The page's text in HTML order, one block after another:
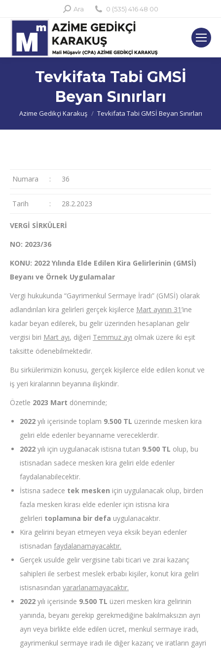
Search:
Ara 0 (535) 416 48 00
Tevkifata Tabi GMSİ
Beyan Sınırları
You are here:
Azime Gedikçi Karakuş Tevkifata Tabi GMSİ Beyan Sınırları
Numara : 36
Tarih : 28.2.2023
VERGİ SİRKÜLERİ
NO: 2023/36
KONU: 2022 Yılında Elde Edilen Kira Gelirlerinin (GMSİ)
Beyanı ve Örnek Uygulamalar
Vergi hukukunda “Gayrimenkul Sermaye İradı” (GMSİ) olarak
adlandırılan kira gelirleri gerçek kişilerce Mart ayının 31’ine
kadar beyan edilerek, bu gelir üzerinden hesaplanan gelir
vergisi biri Mart ayı, diğeri Temmuz ayı olmak üzere iki eşit
taksitte ödenebilmektedir.
Bu sirkülerimizin konusu, gerçek kişilerce elde edilen konut ve
iş yeri kiralarının beyanına ilişkindir.
Özetle 2023 Mart döneminde;
2022 yılı içerisinde toplam 9.500 TL üzerinde mesken kira
geliri elde edenler beyanname vereceklerdir.
2022 yılı için uygulanacak istisna tutarı 9.500 TL olup, bu
istisnadan sadece mesken kira geliri elde edenler
faydalanabilecektir.
İstisna sadece tek mesken için uygulanacak olup, birden
fazla mesken kirası elde edenler için istisna kira
gelirleri toplamına bir defa uygulanacaktır.
Kira gelirini beyan etmeyen veya eksik beyan edenler
istisnadan faydalanamayacaktır.
Gerçek usulde gelir vergisine tabi ticari ve zırai kazanç
sahipleri ile serbest meslek erbabı kişiler, konut kira geliri
istisnasından yararlanamayacaktır.
2022 yılı içerisinde 9.500 TL üzeri mesken kira gelirinin
yanında, beyanı gerekip gerekmediğine bakılmaksızın ayrı
ayrı veya birlikte elde edilen ücret, menkul sermaye iradı,
gayrimenkul sermaye iradı ile diğer kazanç ve iratların gayri